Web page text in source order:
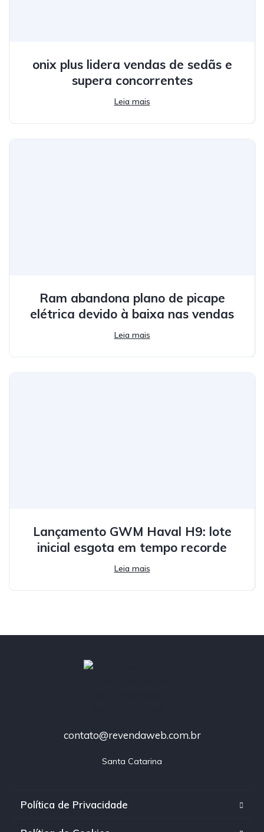
onix plus lidera vendas de sedãs e
supera concorrentes
Leia mais
Ram abandona plano de picape
elétrica devido à baixa nas vendas
Leia mais
Lançamento GWM Haval H9: lote
inicial esgota em tempo recorde
Leia mais
contato@revendaweb.com.br
Santa Catarina
Política de Privacidade